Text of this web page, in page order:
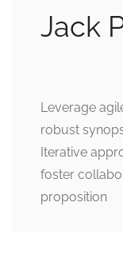
Jack
Leverage
robust
Iterative
foster
proposition